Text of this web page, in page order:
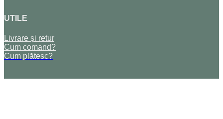
UTILE
Livrare și retur
Cum comand?
Cum plătesc?